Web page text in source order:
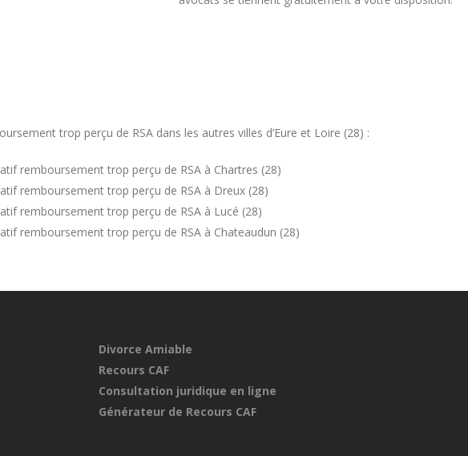
trop perçu de RSA dans les autres villes d’Eure et Loire (28) :
remboursement trop perçu de RSA à Chartres (28)
remboursement trop perçu de RSA à Dreux (28)
remboursement trop perçu de RSA à Lucé (28)
remboursement trop perçu de RSA à Chateaudun (28)
Divorce Amiable
Recours CAF
Consultation juridique en ligne
Générateur de Recours CAF